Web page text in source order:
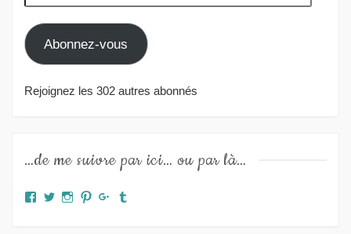
e-
mail
Abonnez-vous
Rejoignez les 302 autres abonnés
…de me suivre par ici… ou par là…
Facebook
TwitterInstagram
PinterestGoogle+